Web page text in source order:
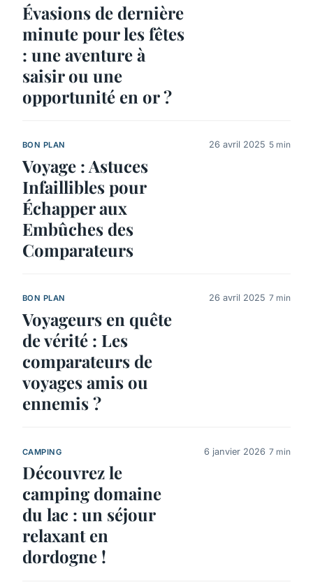
Évasions de dernière
minute pour les fêtes
: une aventure à
saisir ou une
opportunité en or ?
BON PLAN
Voyage : Astuces
Infaillibles pour
Échapper aux
Embûches des
Comparateurs
26 avril 2025 5 min
BON PLAN
Voyageurs en quête
de vérité : Les
comparateurs de
voyages amis ou
ennemis ?
26 avril 2025 7 min
CAMPING
Découvrez le
camping domaine
du lac : un séjour
relaxant en
dordogne !
6 janvier 2026 7 min